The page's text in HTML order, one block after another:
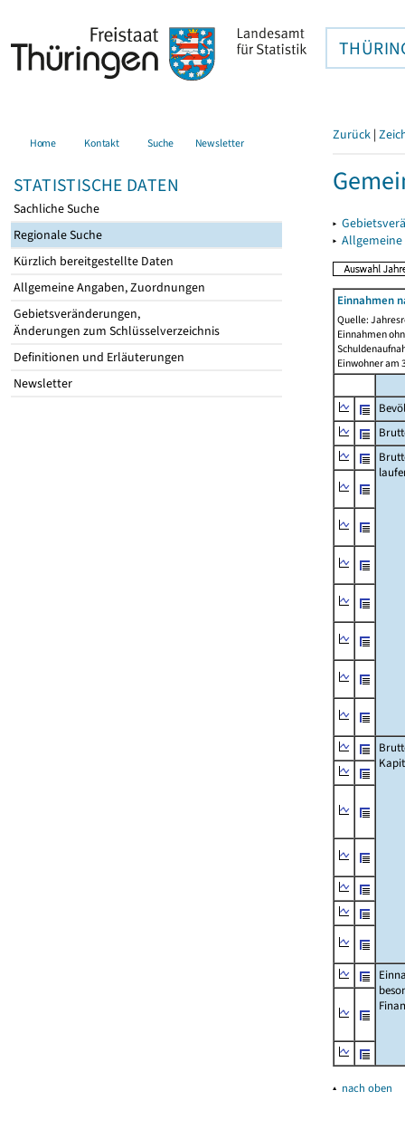
Home Kontakt Suche Newsletter
STATISTISCHE DATEN
Sachliche Suche
Regionale Suche
Kürzlich bereitgestellte Daten
Allgemeine Angaben, Zuordnungen
Gebietsveränderungen,
Änderungen zum Schlüsselverzeichnis
Definitionen und Erläuterungen
Newsletter
Zurück |
▸
▸
Einnahmen
Quelle:
Einnahmen
Einwohner am
▴ nach oben